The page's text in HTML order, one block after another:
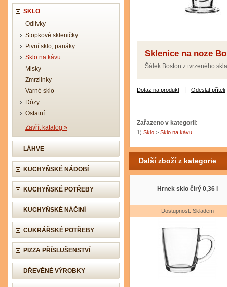
SKLO
Odlivky
Stopkové skleničky
Pivní sklo, panáky
Sklo na kávu
Misky
Zmrzlinky
Varné sklo
Dózy
Ostatní
Zavřít katalog »
LÁHVE
KUCHYŇSKÉ NÁDOBÍ
KUCHYŇSKÉ POTŘEBY
KUCHYŇSKÉ NÁČINÍ
CUKRÁŘSKÉ POTŘEBY
PIZZA PŘÍSLUŠENSTVÍ
DŘEVĚNÉ VÝROBKY
Sklenice na noze
Šálek Boston z tvrzeného
Dotaz na produkt Odeslat příteli
Zařazeno v kategorii:
1) Sklo > Sklo na kávu
Další zboží z kategorie
Hrnek sklo čirý 0,36 l
Dostupnost: Skladem